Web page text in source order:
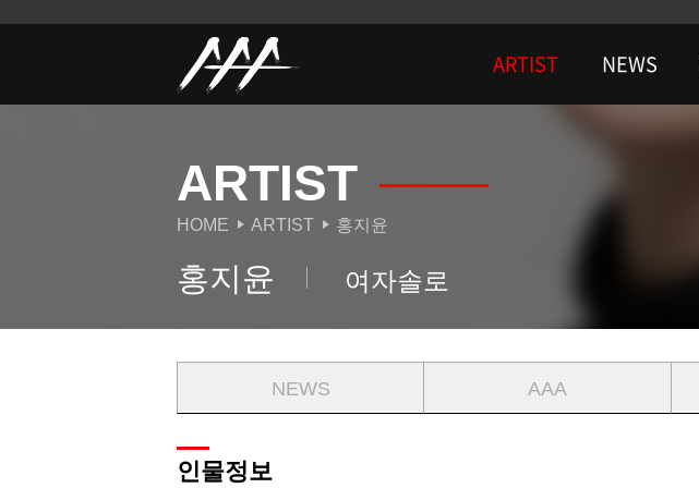
ARTIST NEWS
ARTIST
HOME ARTIST 홍지윤
홍지윤 여자솔로
NEWS AAA
인물정보